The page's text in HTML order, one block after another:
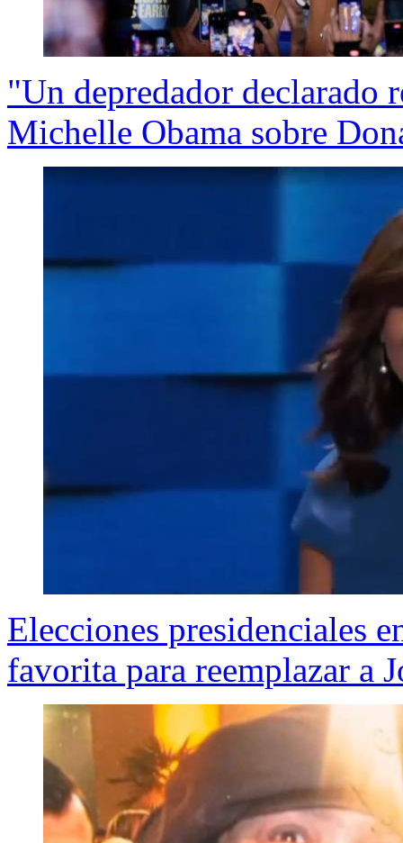
"Un depredador declarado
Michelle Obama sobre
Elecciones presidenciales
favorita para reemplazar a